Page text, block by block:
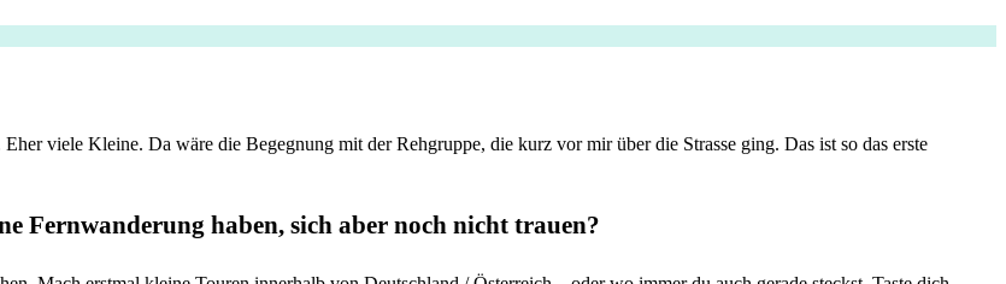
viele Kleine. Da wäre die Begegnung mit der Rehgruppe, die kurz vor mir über die Strasse ging. Das ist so das erste
Fernwanderung haben, sich aber noch nicht trauen?